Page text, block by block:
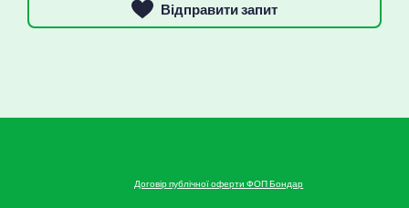
Відправити запит
Договір публічної оферти ФОП Бондар